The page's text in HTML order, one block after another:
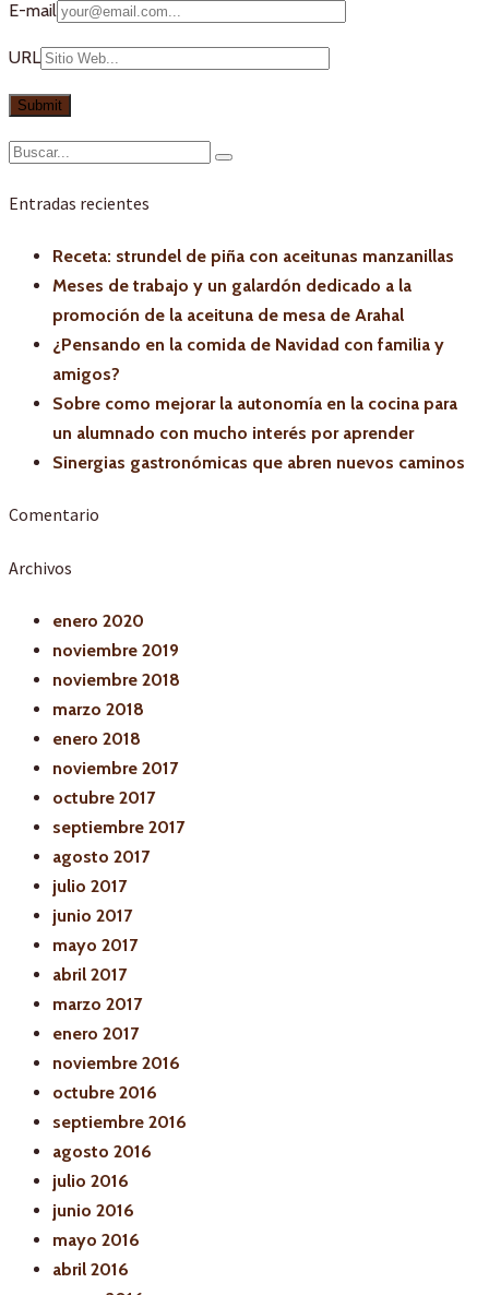
E-mail
URL
Entradas recientes
Receta: strundel de piña con aceitunas manzanillas
Meses de trabajo y un galardón dedicado a la
promoción de la aceituna de mesa de Arahal
¿Pensando en la comida de Navidad con familia y
amigos?
Sobre como mejorar la autonomía en la cocina para
un alumnado con mucho interés por aprender
Sinergias gastronómicas que abren nuevos caminos
Comentario
Archivos
enero 2020
noviembre 2019
noviembre 2018
marzo 2018
enero 2018
noviembre 2017
octubre 2017
septiembre 2017
agosto 2017
julio 2017
junio 2017
mayo 2017
abril 2017
marzo 2017
enero 2017
noviembre 2016
octubre 2016
septiembre 2016
agosto 2016
julio 2016
junio 2016
mayo 2016
abril 2016